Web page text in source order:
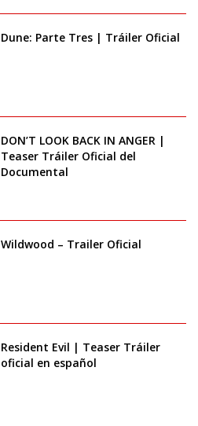
Dune: Parte Tres | Tráiler Oficial
DON’T LOOK BACK IN ANGER |
Teaser Tráiler Oficial del
Documental
Wildwood – Trailer Oficial
Resident Evil | Teaser Tráiler
oficial en español